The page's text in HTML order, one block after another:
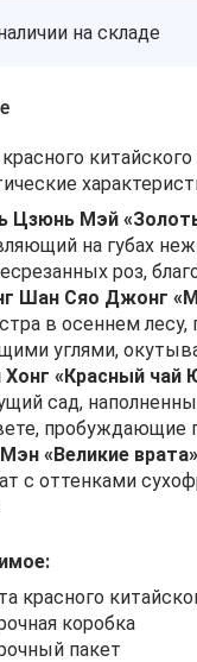
на складе
Цзюнь Мэй
на губах
роз,
Шан Сяо Джонг
в осеннем
углями,
«Красный чай
сад,
пробуждающие
«Великие
с оттенками
красного
коробка
пакет